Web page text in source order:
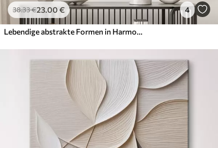
Öko-Premium
Von36.00€
Sichere, geruchlose Tinten
Leinwandähnliche Oberfläche
Umweltfreundlich
38.33€23.00 € 4
Lebendige abstrakte Formen in Harmonie